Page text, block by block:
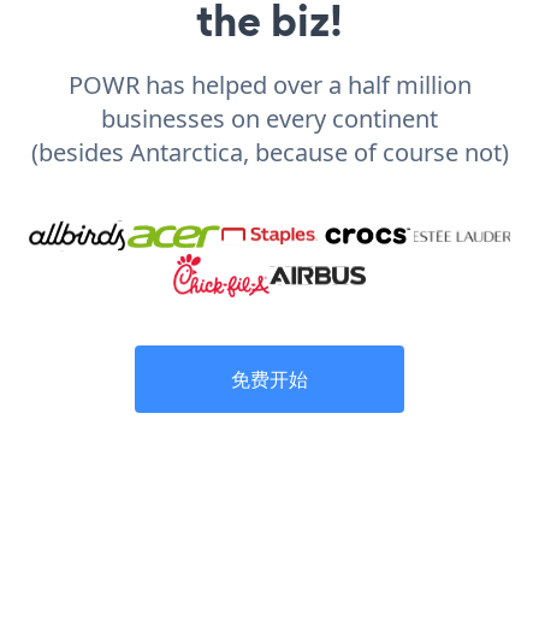
the biz!
POWR has helped over a half million
businesses on every continent
(besides Antarctica, because of course not)
免费开始